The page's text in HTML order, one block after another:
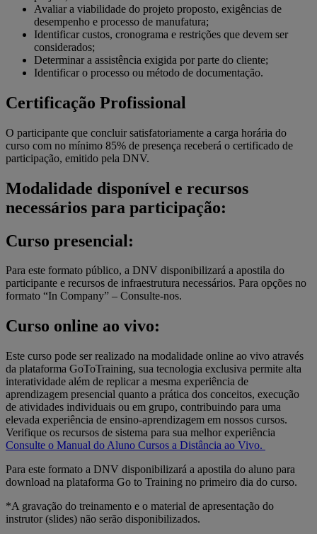
Avaliar a viabilidade do projeto proposto, exigências de
desempenho e processo de manufatura;
Identificar custos, cronograma e restrições que devem ser
considerados;
Determinar a assistência exigida por parte do cliente;
Identificar o processo ou método de documentação.
Certificação Profissional
O participante que concluir satisfatoriamente a carga horária do
curso com no mínimo 85% de presença receberá o certificado de
participação, emitido pela DNV.
Modalidade disponível e recursos
necessários para participação:
Curso presencial:
Para este formato público, a DNV disponibilizará a apostila do
participante e recursos de infraestrutura necessários. Para opções no
formato “In Company” – Consulte-nos.
Curso online ao vivo:
Este curso pode ser realizado na modalidade online ao vivo através
da plataforma GoToTraining, sua tecnologia exclusiva permite alta
interatividade além de replicar a mesma experiência de
aprendizagem presencial quanto a prática dos conceitos, execução
de atividades individuais ou em grupo, contribuindo para uma
elevada experiência de ensino-aprendizagem em nossos cursos.
Verifique os recursos de sistema para sua melhor experiência
Consulte o Manual do Aluno Cursos a Distância ao Vivo.
Para este formato a DNV disponibilizará a apostila do aluno para
download na plataforma Go to Training no primeiro dia do curso.
*A gravação do treinamento e o material de apresentação do
instrutor (slides) não serão disponibilizados.